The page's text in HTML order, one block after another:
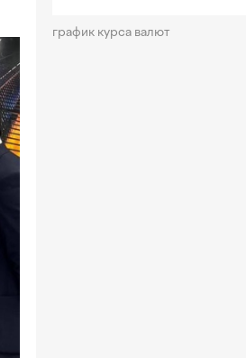
график курса валют